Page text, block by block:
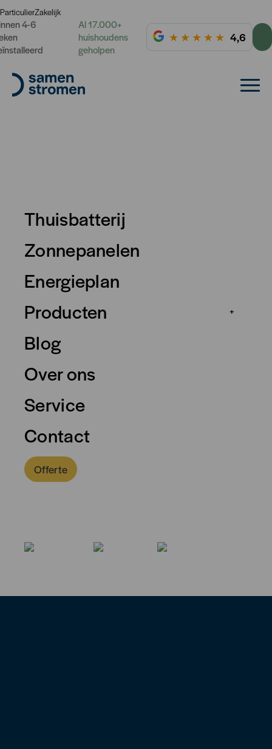
ParticulierZakelijk
4-6
Al 17.000+
huishoudens
geholpen
★ ★ ★ ★ ★ 4,6
Thuisbatterij
Zonnepanelen
Energieplan
Producten
+
Blog
Over ons
Service
Contact
Offerte